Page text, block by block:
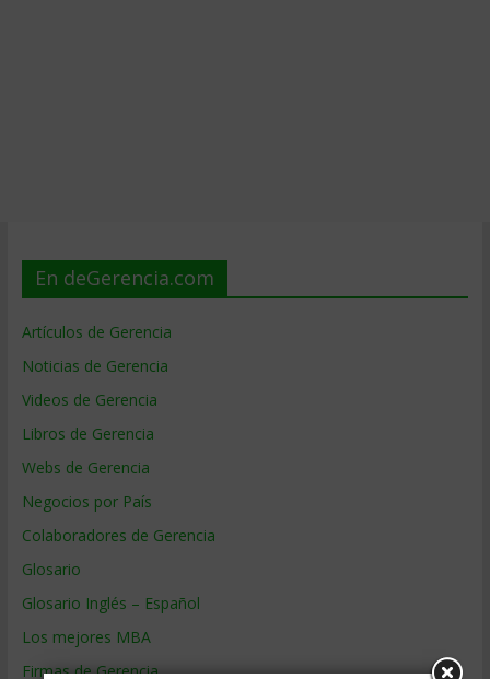
En deGerencia.com
Artículos de Gerencia
Noticias de Gerencia
Videos de Gerencia
Libros de Gerencia
Webs de Gerencia
Negocios por País
Colaboradores de Gerencia
Glosario
Glosario Inglés – Español
Los mejores MBA
Firmas de Gerencia